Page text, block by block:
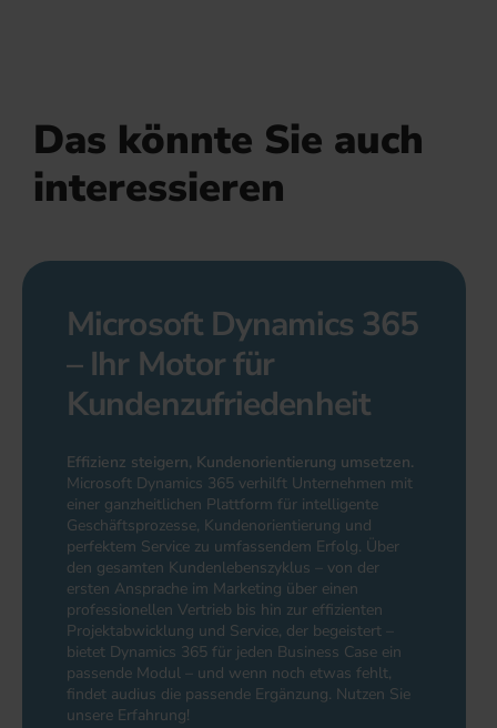
Das könnte Sie auch
interessieren
Microsoft Dynamics 365
– Ihr Motor für
Kundenzufriedenheit
Effizienz steigern, Kundenorientierung umsetzen.
Microsoft Dynamics 365 verhilft Unternehmen mit
einer ganzheitlichen Plattform für intelligente
Geschäftsprozesse, Kundenorientierung und
perfektem Service zu umfassendem Erfolg. Über
den gesamten Kundenlebenszyklus – von der
ersten Ansprache im Marketing über einen
professionellen Vertrieb bis hin zur effizienten
Projektabwicklung und Service, der begeistert –
bietet Dynamics 365 für jeden Business Case ein
passende Modul – und wenn noch etwas fehlt,
findet audius die passende Ergänzung. Nutzen Sie
unsere Erfahrung!